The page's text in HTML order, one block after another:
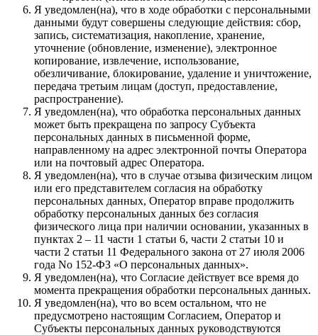
Я уведомлен(на), что в ходе обработки с персональными
данными будут совершены следующие действия: сбор,
запись, систематизация, накопление, хранение,
уточнение (обновление, изменение), электронное
копирование, извлечение, использование,
обезличивание, блокирование, удаление и уничтожение,
передача третьим лицам (доступ, предоставление,
распространение).
Я уведомлен(на), что обработка персональных данных
может быть прекращена по запросу Субъекта
персональных данных в письменной форме,
направленному на адрес электронной почты Оператора
или на почтовый адрес Оператора.
Я уведомлен(на), что в случае отзыва физическим лицом
или его представителем согласия на обработку
персональных данных, Оператор вправе продолжить
обработку персональных данных без согласия
физического лица при наличии основании, указанных в
пунктах 2 – 11 части 1 статьи 6, части 2 статьи 10 и
части 2 статьи 11 Федерального закона от 27 июля 2006
года No 152-ФЗ «О персональных данных».
Я уведомлен(на), что Согласие действует все время до
момента прекращения обработки персональных данных.
Я уведомлен(на), что во всем остальном, что не
предусмотрено настоящим Согласием, Оператор и
Субъекты персональных данных руководствуются